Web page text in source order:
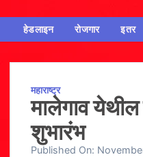
हेडलाइन रोजगार इतर
महाराष्ट्र
मालेगाव
शुभारंभ
Published On: